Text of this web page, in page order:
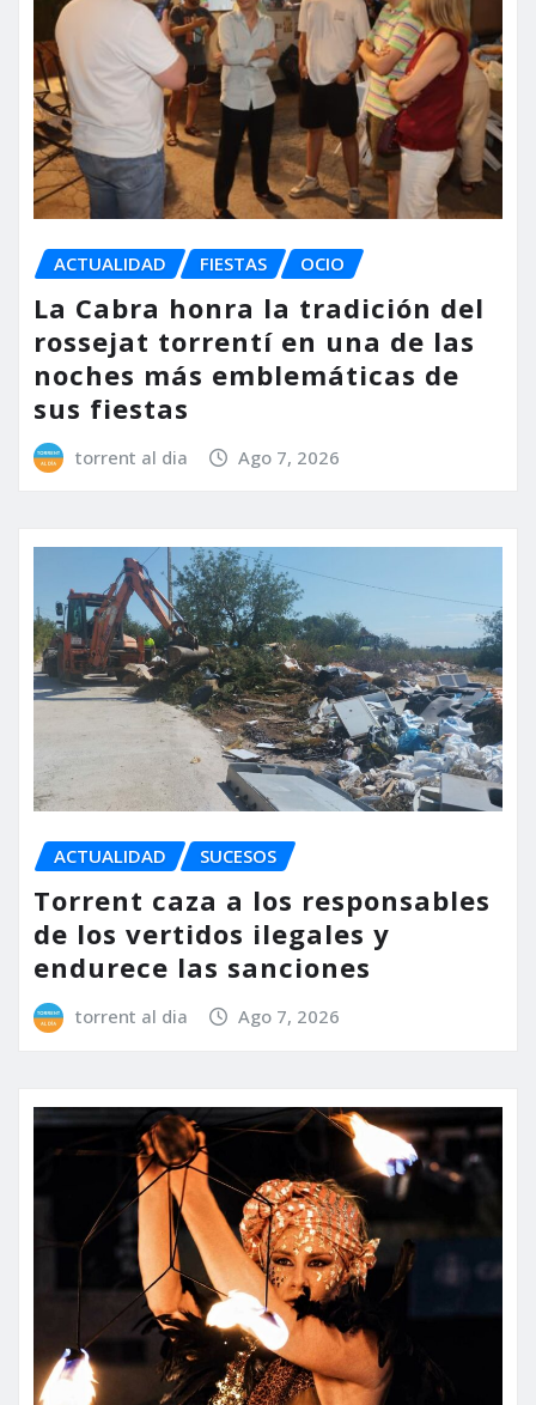
ACTUALIDAD FIESTAS OCIO
La Cabra honra la tradición del
rossejat torrentí en una de las
noches más emblemáticas de
sus fiestas
torrent al dia Ago 7, 2026
ACTUALIDAD SUCESOS
Torrent caza a los responsables
de los vertidos ilegales y
endurece las sanciones
torrent al dia Ago 7, 2026